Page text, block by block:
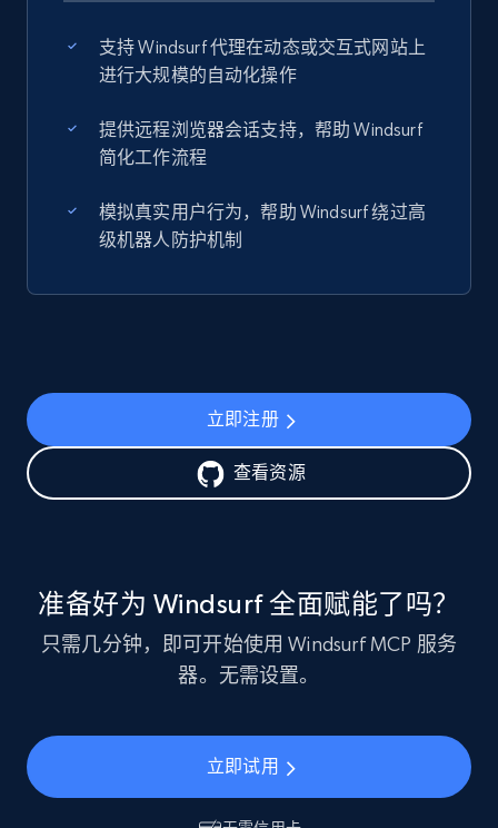
支持 Windsurf 代理在动态或交互式网站上
进行大规模的自动化操作
提供远程浏览器会话支持，帮助 Windsurf
简化工作流程
模拟真实用户行为，帮助 Windsurf 绕过高
级机器人防护机制
立即注册
查看资源
准备好为 Windsurf 全面赋能了吗？
只需几分钟，即可开始使用 Windsurf MCP 服务
器。无需设置。
立即试用